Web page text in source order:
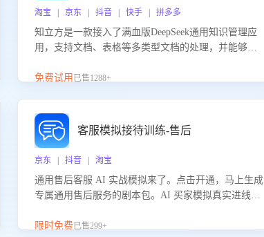
淘宝 | 京东 | 抖音 | 快手 | 拼多多
知立方是一款接入了满血版DeepSeek通用知识管理应
用，支持文档、表格等多类型文档的处理，并能够基
景提供强大的知识支持，帮助用户高效管理和利用知
免费试用 已售1288+
客服模拟接待训练-售后
京东 | 抖音 | 淘宝
通用售后客服 AI 实战模拟来了。点击开通，马上生成
专属通用售后服务的剧本包。AI 买家模拟真实进线咨
咨询等售后场景的应对要点，轻松提升服务能力。
限时免费已售299+